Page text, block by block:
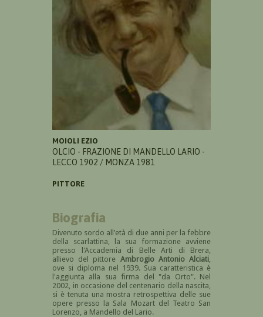
MOIOLI EZIO
OLCIO - FRAZIONE DI MANDELLO LARIO -
LECCO 1902 / MONZA 1981
PITTORE
Biografia
Divenuto sordo all’età di due anni per la febbre
della scarlattina, la sua formazione avviene
presso l'Accademia di Belle Arti di Brera,
allievo del pittore Ambrogio Antonio Alciati
ove si diploma nel 1939. Sua caratteristica è
l'aggiunta alla sua firma del "da Orto". Nel
2002, in occasione del centenario della nascita,
si è tenuta una mostra retrospettiva delle sue
opere presso la Sala Mozart del Teatro San
Lorenzo, a Mandello del Lario.